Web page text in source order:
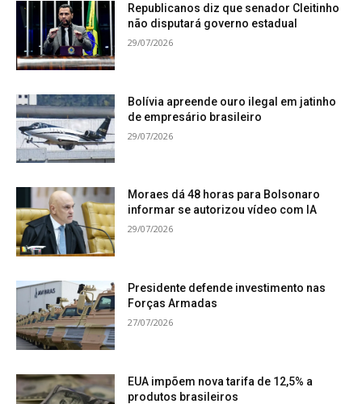
Republicanos diz que senador Cleitinho
não disputará governo estadual
29/07/2026
Bolívia apreende ouro ilegal em jatinho
de empresário brasileiro
29/07/2026
Moraes dá 48 horas para Bolsonaro
informar se autorizou vídeo com IA
29/07/2026
Presidente defende investimento nas
Forças Armadas
27/07/2026
EUA impõem nova tarifa de 12,5% a
produtos brasileiros